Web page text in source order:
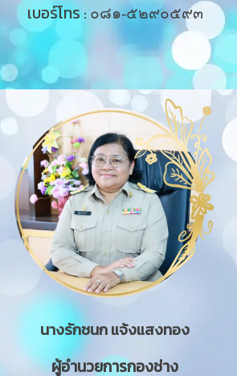
เบอร์โทร : ๐๘๑-๕๒๙๐๕๙๓
นางรักชนก แจ้งแสงทอง
ผู้อำนวยการกองช่าง